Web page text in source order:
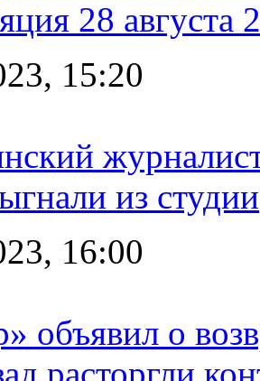
28 августа
15:20
из студии
16:00
объявил о
расторгли